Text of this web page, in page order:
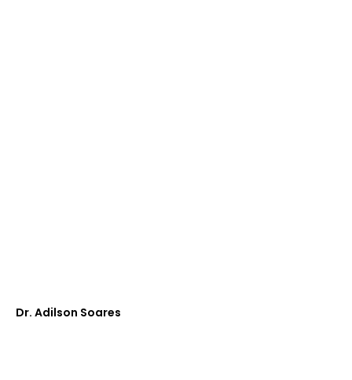
Dr. Adilson Soares